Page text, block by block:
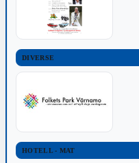
DIVERSE
HOTELL - MAT